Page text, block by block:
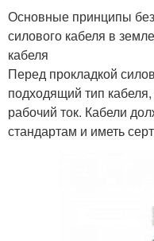
Основные принципы
силового кабеля в
кабеля
Перед прокладкой
подходящий тип
рабочий ток. Кабели
стандартам и иметь